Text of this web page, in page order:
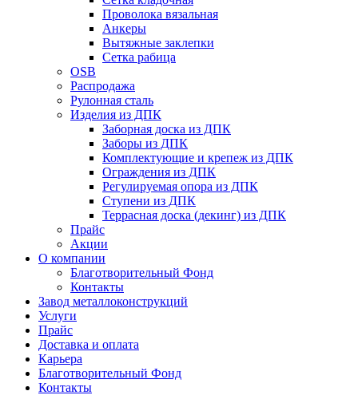
Проволока вязальная
Анкеры
Вытяжные заклепки
Сетка рабица
OSB
Распродажа
Рулонная сталь
Изделия из ДПК
Заборная доска из ДПК
Заборы из ДПК
Комплектующие и крепеж из ДПК
Ограждения из ДПК
Регулируемая опора из ДПК
Ступени из ДПК
Террасная доска (декинг) из ДПК
Прайс
Акции
О компании
Благотворительный Фонд
Контакты
Завод металлоконструкций
Услуги
Прайс
Доставка и оплата
Карьера
Благотворительный Фонд
Контакты